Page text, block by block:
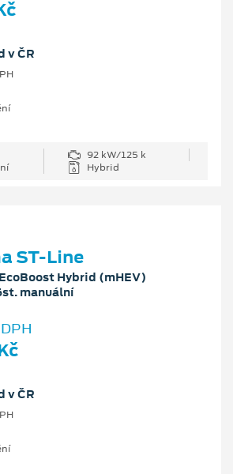
v ČR
92 kW/125 k
Hybrid
ST-Line
Hybrid (mHEV)
manuální
v ČR